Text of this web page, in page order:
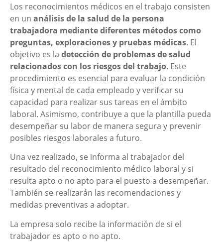
Los reconocimientos médicos en el trabajo consisten
en un análisis de la salud de la persona
trabajadora mediante diferentes métodos como
preguntas, exploraciones y pruebas médicas. El
objetivo es la detección de problemas de salud
relacionados con los riesgos del trabajo. Este
procedimiento es esencial para evaluar la condición
física y mental de cada empleado y verificar su
capacidad para realizar sus tareas en el ámbito
laboral. Asimismo, contribuye a que la plantilla pueda
desempeñar su labor de manera segura y prevenir
posibles riesgos laborales a futuro.
Una vez realizado, se informa al trabajador del
resultado del reconocimiento médico laboral y si
resulta apto o no apto para el puesto a desempeñar.
También se realizarán las recomendaciones y
medidas preventivas a adoptar.
La empresa solo recibe la información de si el
trabajador es apto o no apto.